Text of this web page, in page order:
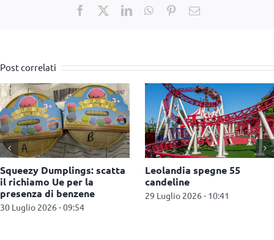
Facebook
X LinkedInWhatsApp
PinterestEmail
Post correlati
AliExpress: maxi multa da
550 milioni di euro per la
vendita di prodotti illegali
27 Luglio 2026 - 11:09
Spielwarenmesse 2027
amplia l’offerta con i
Manufacturing Services